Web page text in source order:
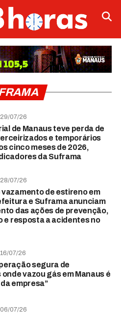
07/26
de Manaus teve perda de
e temporários
cinco meses de 2026,
da Suframa
07/26
de estireno em
e Suframa anunciam
das ações de prevenção,
e resposta a acidentes no
07/26
segura de
vazou gás em Manaus é
empresa”
07/26